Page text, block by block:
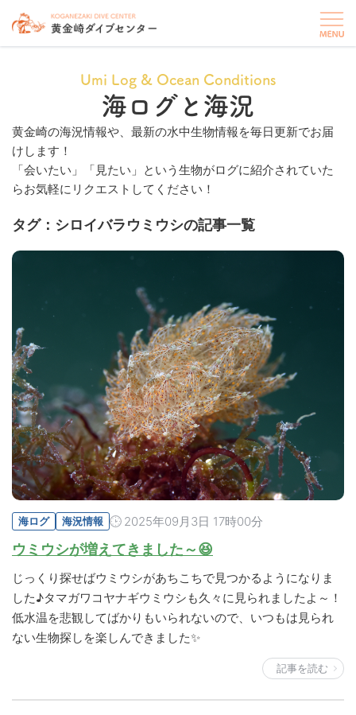
Umi Log & Ocean Conditions
海ログと海況
黄金崎の海況情報や、最新の水中生物情報を毎日更新でお届
けします！
「会いたい」「見たい」という生物がログに紹介されていた
らお気軽にリクエストしてください！
タグ：シロイバラウミウシの記事一覧
海ログ 海況情報 2025年09月3日 17時00分
ウミウシが増えてきました～😆
じっくり探せばウミウシがあちこちで見つかるようになりま
した♪タマガワコヤナギウミウシも久々に見られましたよ～！
低水温を悲観してばかりもいられないので、いつもは見られ
ない生物探しを楽しんできました✨
記事を読む